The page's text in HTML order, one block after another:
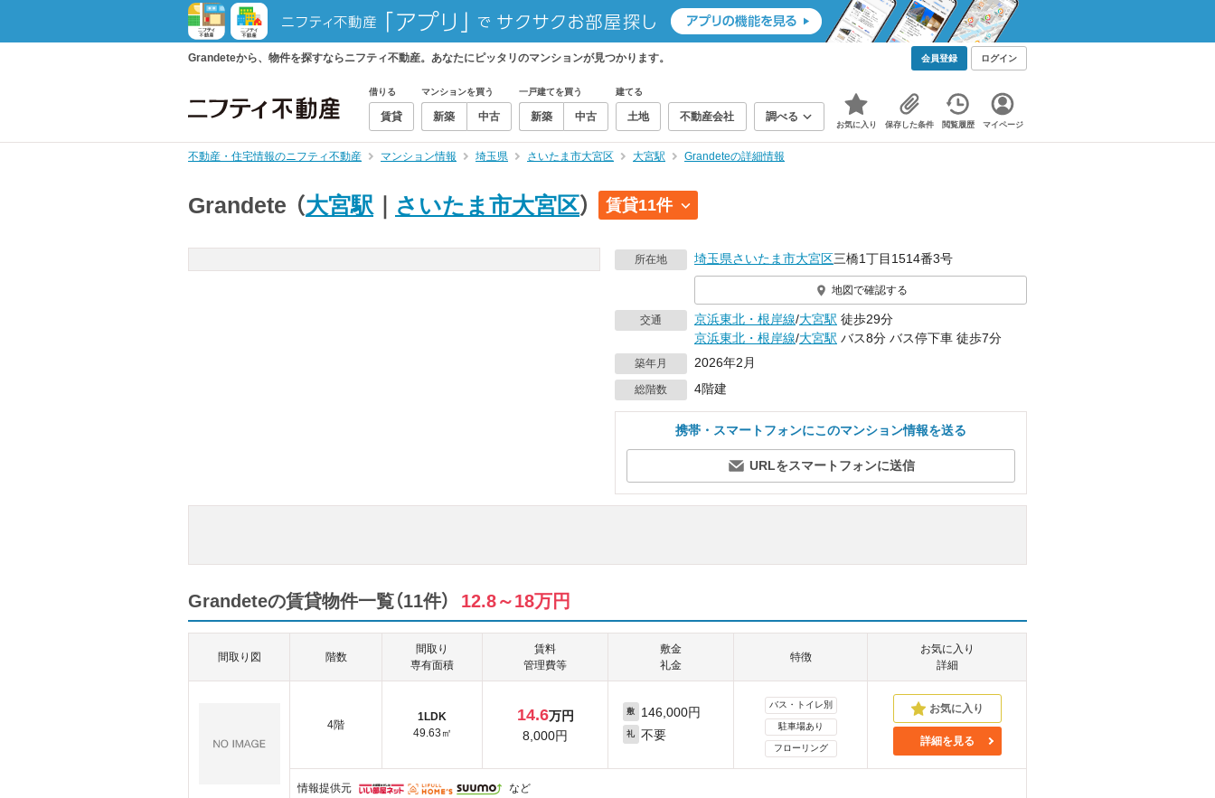
Grandeteから、物件を探すならニフティ不動産。あなたにピッタリのマンションが見つかります。 会員登録 ログイン
借りる
賃貸
マンションを買う
新築 中古
一戸建てを買う
新築 中古
建てる
土地 不動産会社 調べる
お気に入り 保存した条件 閲覧履歴 マイページ
不動産・住宅情報のニフティ不動産 マンション情報 埼玉県 さいたま市大宮区 大宮駅 Grandeteの詳細情報
Grandete （大宮駅 さいたま市大宮区） 賃貸11件
所在地 埼玉県さいたま市大宮区三橋1丁目1514番3号
地図で確認する
交通 京浜東北・根岸線/大宮駅 徒歩29分
京浜東北・根岸線/大宮駅 バス8分 バス停下車 徒歩7分
築年月 2026年2月
総階数 4階建
携帯・スマートフォンにこのマンション情報を送る
URLをスマートフォンに送信
Grandeteの賃貸物件一覧（11件） 12.8～18万円
間取り図 階数
間取り
専有面積
賃料
管理費等
敷金
礼金
特徴
お気に入り
詳細
4階
1LDK
49.63㎡
14.6万円
8,000円
敷 146,000円
礼 不要
バス・トイレ別
駐車場あり
フローリング
詳細を見る
情報提供元 など